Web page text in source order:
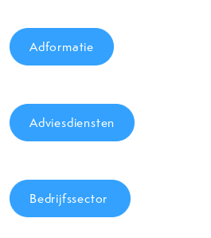
Adformatie
Adviesdiensten
Bedrijfssector